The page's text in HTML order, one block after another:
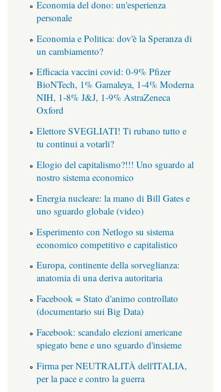
Economia del dono: un'esperienza
personale
Economia e Politica: dov'è la Speranza di
un cambiamento?
Efficacia vaccini covid: 0-9% Pfizer
BioNTech, 1% Gamaleya, 1-4% Moderna
NIH, 1-8% J&J, 1-9% AstraZeneca
Oxford
Elettore SVEGLIATI! Ti rubano tutto e
tu continui a votarli?
Elogio del capitalismo?!!! Uno sguardo al
nostro sistema economico
Energia nucleare: la mano di Bill Gates e
uno sguardo globale (video)
Esperimento con Netlogo su sistema
economico competitivo e capitalistico
Europa, continente della sorveglianza:
anatomia di una deriva autoritaria
Facebook = Stato d'animo controllato
(documentario sui Big Data)
Facebook: scandalo elezioni americane
spiegato bene e uno sguardo d'insieme
Firma per NEUTRALITÀ dell'ITALIA,
per la pace e contro la guerra